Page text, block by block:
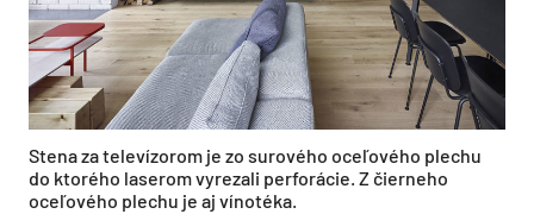
Stena za televízorom je zo surového oceľového plechu
do ktorého laserom vyrezali perforácie. Z čierneho
oceľového plechu je aj vínotéka.